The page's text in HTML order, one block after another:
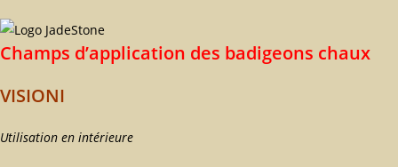
Champs d’application des badigeons chaux
VISIONI
Utilisation en intérieure